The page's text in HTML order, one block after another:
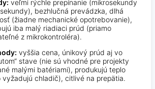
veľmi rýchle prepínanie (mikrosekundy
bezhlučná prevádzka, dlhá
(žiadne mechanické opotrebovanie),
iba malý riadiaci prúd (priamo
z mikrokontroléra).
vyššia cena, únikový prúd aj vo
stave (nie sú vhodné pre projekty
malými batériami), produkujú teplo
vyžadujú chladič), citlivé na prepätia.